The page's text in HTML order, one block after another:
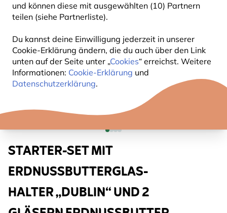
und können diese mit ausgewählten (10) Partnern
teilen (siehe Partnerliste).
Du kannst deine Einwilligung jederzeit in unserer
Cookie-Erklärung ändern, die du auch über den Link
unten auf der Seite unter „Cookies“ erreichst. Weitere
Informationen: Cookie-Erklärung und
Datenschutzerklärung.
STARTER-SET MIT
ERDNUSSBUTTERGLAS-
HALTER „DUBLIN“ UND 2